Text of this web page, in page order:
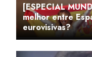
[ESPECIAL
melhor entre
eurovisivas?